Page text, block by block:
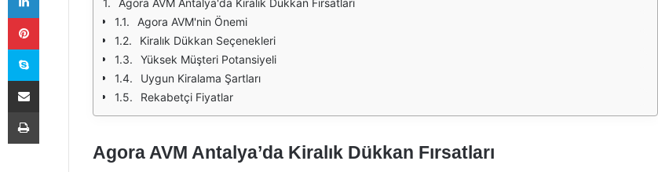
Agora AVM Antalya'da Kiralık Dükkan Fırsatları
Agora AVM'nin Önemi
Kiralık Dükkan Seçenekleri
Yüksek Müşteri Potansiyeli
Uygun Kiralama Şartları
Rekabetçi Fiyatlar
Agora AVM Antalya’da Kiralık Dükkan Fırsatları
Pinterest
Skype
E-Posta ile paylaş